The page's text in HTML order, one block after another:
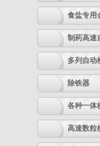
食盐专用
制药高速
多列自动
除铁器
各种一体
高速数粒